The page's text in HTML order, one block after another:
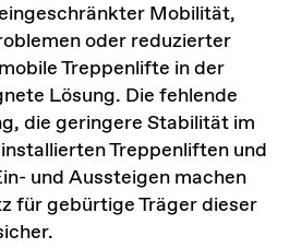
Mobilität,
oder reduzierter
Treppenlifte in der
Lösung. Die fehlende
die geringere Stabilität im
Treppenliften und
und Aussteigen machen
für gebürtige Träger dieser